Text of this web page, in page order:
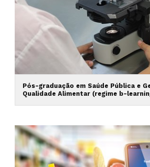
Pós-graduação em Saúde Pública e
Qualidade Alimentar (regime b-